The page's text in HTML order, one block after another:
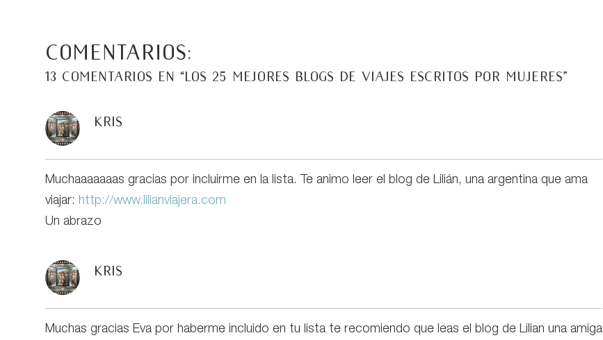
Comentarios:
13 comentarios en “Los 25 mejores Blogs de viajes escritos por mujeres”
Kris
Muchaaaaaaas gracias por incluirme en la lista. Te animo leer el blog de Lilián, una argentina que ama
viajar: http://www.lilianviajera.com
Un abrazo
Kris
Muchas gracias Eva por haberme incluido en tu lista te recomiendo que leas el blog de Lilian una amiga